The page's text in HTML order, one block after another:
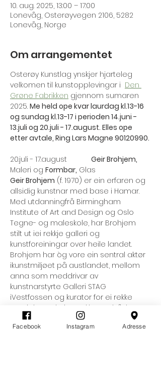
10. aug. 2025, 13:00 – 17:00
Lonevåg, Osterøyvegen 2106, 5282
Lonevåg, Norge
Om arrangementet
Osterøy Kunstlag ynskjer hjarteleg
velkomen til kunstopplevingar i Den
Grøne Fabrikken gjennom sumaren
2025. Me held ope kvar laurdag kl.13-16
og sundag kl.13-17 i perioden 14.juni -
13.juli og 20.juli - 17.august. Elles ope
etter avtale, Ring Lars Magne 90120990.
20.juli - 17.august Geir Brohjem,
Maleri og Formbar, Glas
Geir Brohjem (f. 1970) er ein erfaren og
allsidig kunstnar med base i Hamar.
Med utdanningfrå Birmingham
Institute of Art and Design og Oslo
Tegne- og maleskole, har Brohjem
stilt ut iei rekkje galleri og
kunstforeiningar over heile landet.
Brohjem har òg vore ein sentral aktør
ikunstmiljøet på austlandet, mellom
anna som meddrivar av
kunstnarstyrte Galleri STAG
iVestfossen og kurator for ei rekke
prosjekt. Med eit uttrykk som både er
poetisk og stofflegforankra, inviterer
han betraktaren inn i landskap fylt av i
Facebook Instagram Adresse